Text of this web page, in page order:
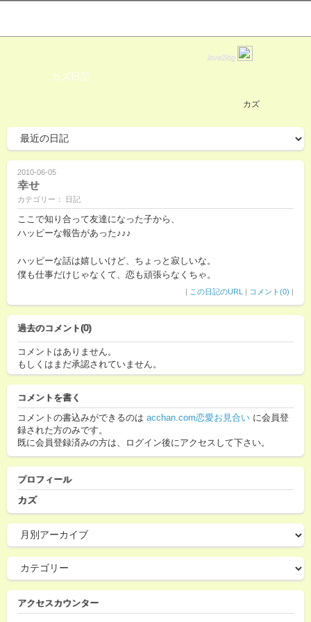
love2log
カズ日記
カズ
2010-06-05
幸せ
カテゴリー： 日記
ここで知り合って友達になった子から、
ハッピーな報告があった♪♪♪
ハッピーな話は嬉しいけど、ちょっと寂しいな。
僕も仕事だけじゃなくて、恋も頑張らなくちゃ。
| この日記のURL | コメント(0) |
過去のコメント(0)
コメントはありません。
もしくはまだ承認されていません。
コメントを書く
コメントの書込みができるのは acchan.com恋愛お見合い に会員登
録された方のみです。
既に会員登録済みの方は、ログイン後にアクセスして下さい。
プロフィール
カズ
アクセスカウンター